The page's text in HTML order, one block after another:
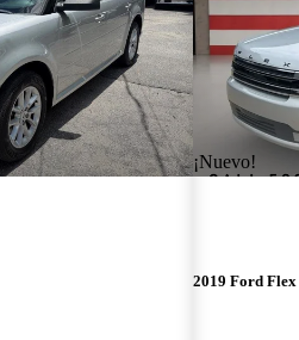
¡Nuevo!
2019 Ford Flex